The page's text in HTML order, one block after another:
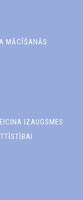
MĀCĪŠANĀS
IZAUGSMES